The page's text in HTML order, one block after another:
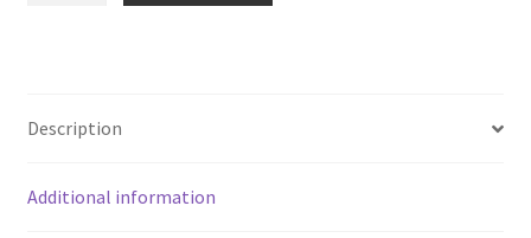
品
Description
Additional information